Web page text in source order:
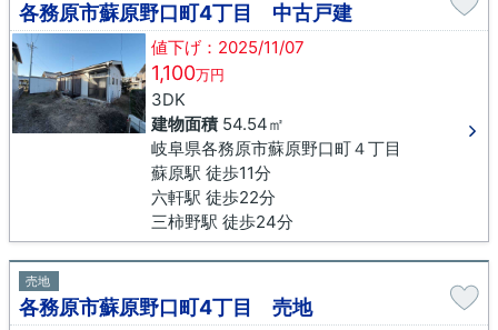
各務原市蘇原野口町4丁目 中古戸建
値下げ：2025/11/07
1,100万円
3DK
建物面積54.54㎡
岐阜県各務原市蘇原野口町４丁目
蘇原駅 徒歩11分
六軒駅 徒歩22分
三柿野駅 徒歩24分
売地
各務原市蘇原野口町4丁目 売地